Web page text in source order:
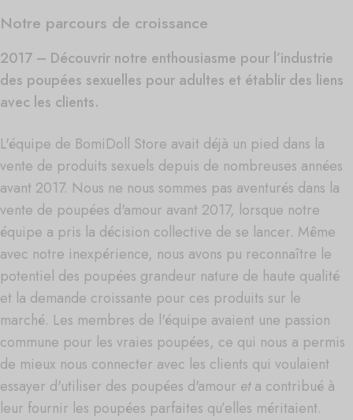
Notre parcours de croissance
2017 – Découvrir notre enthousiasme pour l’industrie
des poupées sexuelles pour adultes et établir des liens
avec les clients.
L'équipe de BomiDoll Store avait déjà un pied dans la
vente de produits sexuels depuis de nombreuses années
avant 2017. Nous ne nous sommes pas aventurés dans la
vente de poupées d'amour avant 2017, lorsque notre
équipe a pris la décision collective de se lancer. Même
avec notre inexpérience, nous avons pu reconnaître le
potentiel des poupées grandeur nature de haute qualité
et la demande croissante pour ces produits sur le
marché. Les membres de l'équipe avaient une passion
commune pour les vraies poupées, ce qui nous a permis
de mieux nous connecter avec les clients qui voulaient
essayer d'utiliser des poupées d'amour eta contribué à
leur fournir les poupées parfaites qu’elles méritaient.